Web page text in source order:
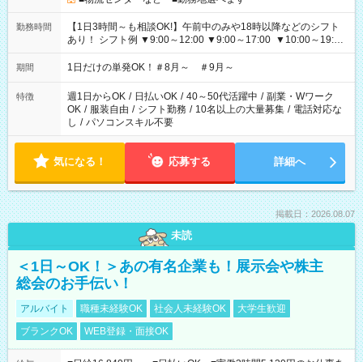
勤務時間
【1日3時間～も相談OK!】午前中のみや18時以降などのシフト
あり！ シフト例 ▼9:00～12:00 ▼9:00～17:00 ▼10:00～19:00
▼18:00～21:00
期間 1日だけの単発OK！＃8月～ ＃9月～
特徴 週1日からOK / 日払いOK / 40～50代活躍中 / 副業・Wワーク
OK / 服装自由 / シフト勤務 / 10名以上の大量募集 / 電話対応な
し / パソコンスキル不要
気になる！ 応募する 詳細へ
掲載日：2026.08.07
未読
＜1日～OK！＞あの有名企業も！展示会や株主
総会のお手伝い！
アルバイト 職種未経験OK 社会人未経験OK
大学生歓迎
ブランクOK
WEB登録・面接OK